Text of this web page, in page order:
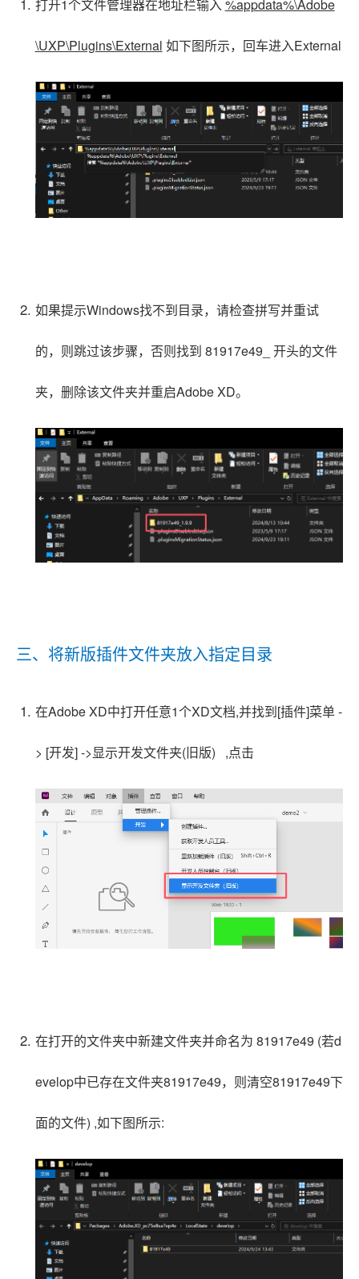
打开1个文件管理器在地址栏输入%appdata%\Adobe
\UXP\Plugins\External 如下图所示，回车进入External
如果提示Windows找不到目录，请检查拼写并重试
的，则跳过该步骤，否则找到 81917e49_ 开头的文件
夹，删除该文件夹并重启Adobe XD。
三、将新版插件文件夹放入指定目录
在Adobe XD中打开任意1个XD文档,并找到[插件]菜单 -
> [开发] ->显示开发文件夹(旧版) ,点击
在打开的文件夹中新建文件夹并命名为 81917e49 (若d
evelop中已存在文件夹81917e49，则清空81917e49下
面的文件) ,如下图所示: